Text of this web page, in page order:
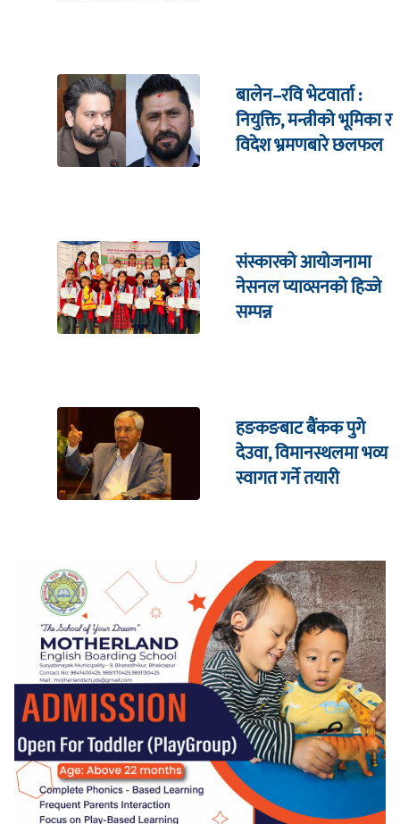
बालेन–रवि भेटवार्ता :
नियुक्ति, मन्त्रीको भूमिका र
विदेश भ्रमणबारे छलफल
संस्कारको आयोजनामा
नेसनल प्याव्सनको हिज्जे
सम्पन्न
हङकङबाट बैंकक पुगे
देउवा, विमानस्थलमा भव्य
स्वागत गर्ने तयारी